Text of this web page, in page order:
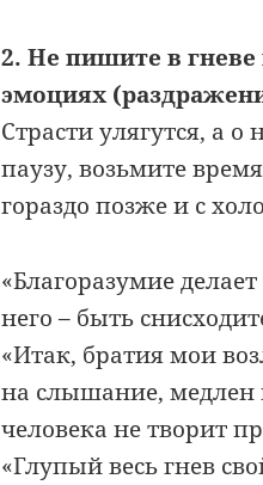
2. Не пишите в
эмоциях
Страсти улягутся, а
паузу, возьмите
гораздо позже и с
«Благоразумие
него – быть
«Итак, братия мои
на слышание, медлен
человека не творит
«Глупый весь гнев